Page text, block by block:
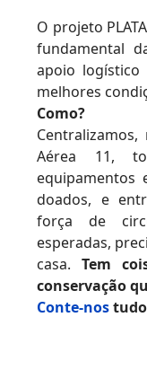
O projeto
fundamental
apoio
melhores
Como?
Aérea 11,
equipamentos
doados, e
força de
esperadas,
casa. Tem
conservação
Conte-nos